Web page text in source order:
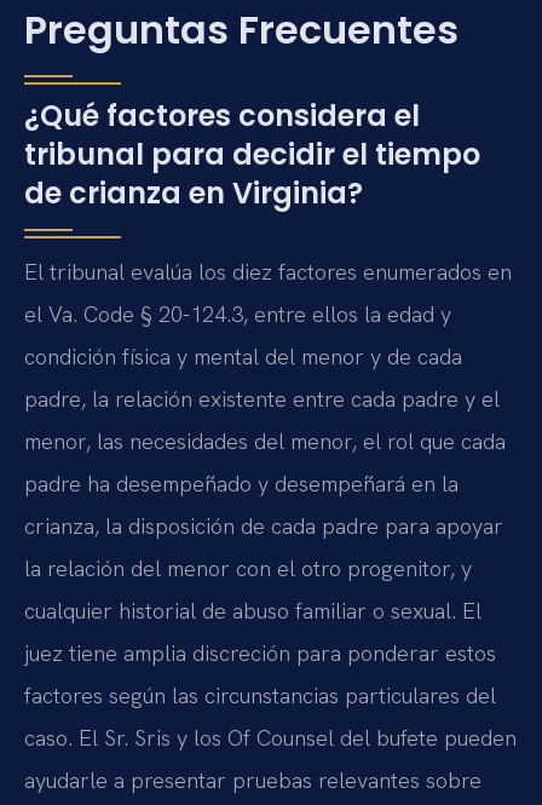
Preguntas Frecuentes
¿Qué factores considera el
tribunal para decidir el tiempo
de crianza en Virginia?
El tribunal evalúa los diez factores enumerados en
el Va. Code § 20-124.3, entre ellos la edad y
condición física y mental del menor y de cada
padre, la relación existente entre cada padre y el
menor, las necesidades del menor, el rol que cada
padre ha desempeñado y desempeñará en la
crianza, la disposición de cada padre para apoyar
la relación del menor con el otro progenitor, y
cualquier historial de abuso familiar o sexual. El
juez tiene amplia discreción para ponderar estos
factores según las circunstancias particulares del
caso. El Sr. Sris y los Of Counsel del bufete pueden
ayudarle a presentar pruebas relevantes sobre